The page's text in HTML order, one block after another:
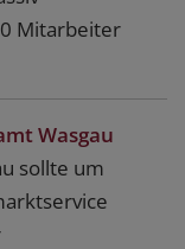
Mitarbeiter
Wasgau
sollte um